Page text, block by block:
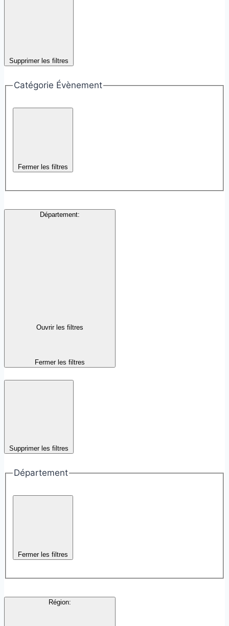
Supprimer les filtres
Catégorie Évènement
Fermer les filtres
Département:
Ouvrir les filtres
Fermer les filtres
Supprimer les filtres
Département
Fermer les filtres
Région: